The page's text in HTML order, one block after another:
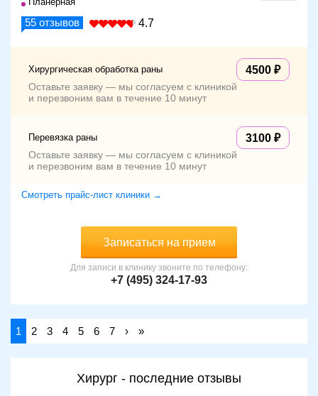
55 отзывов 4.7
Хирургическая обработка раны 4500
Оставьте заявку — мы согласуем с клиникой
и перезвоним вам в течение 10 минут
Перевязка раны 3100
Оставьте заявку — мы согласуем с клиникой
и перезвоним вам в течение 10 минут
Смотреть прайс-лист клиники →
Записаться на прием
Для записи в клинику звоните по телефону:
+7 (495) 324-17-93
1 2 3 4 5 6 7 › »
Хирург - последние отзывы